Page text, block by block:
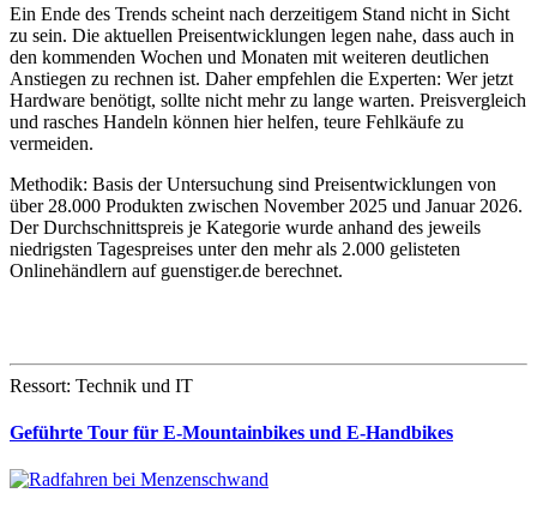
Ein Ende des Trends scheint nach derzeitigem Stand nicht in Sicht
zu sein. Die aktuellen Preisentwicklungen legen nahe, dass auch in
den kommenden Wochen und Monaten mit weiteren deutlichen
Anstiegen zu rechnen ist. Daher empfehlen die Experten: Wer jetzt
Hardware benötigt, sollte nicht mehr zu lange warten. Preisvergleich
und rasches Handeln können hier helfen, teure Fehlkäufe zu
vermeiden.
Methodik: Basis der Untersuchung sind Preisentwicklungen von
über 28.000 Produkten zwischen November 2025 und Januar 2026.
Der Durchschnittspreis je Kategorie wurde anhand des jeweils
niedrigsten Tagespreises unter den mehr als 2.000 gelisteten
Onlinehändlern auf guenstiger.de berechnet.
Ressort: Technik und IT
Geführte Tour für E-Mountainbikes und E-Handbikes